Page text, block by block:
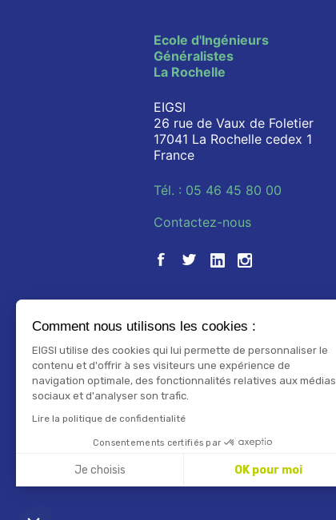
Ecole d'Ingénieurs
Généralistes
La Rochelle
EIGSI
26 rue de Vaux de Foletier
17041 La Rochelle cedex 1
France
Tél. : 05 46 45 80 00
Contactez-nous
Comment nous utilisons les cookies :
EIGSI utilise des cookies qui lui permette de personnaliser le
contenu et d'offrir à ses visiteurs une expérience de
navigation optimale, des fonctionnalités relatives aux médias
sociaux et d'analyser son trafic.
Lire la politique de confidentialité
Consentements certifiés par
Je choisis OK pour moi